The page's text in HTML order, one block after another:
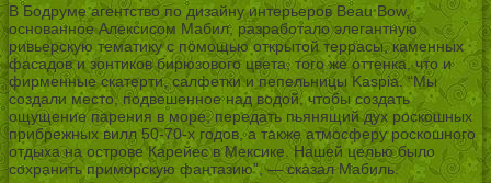
В Бодруме агентство по дизайну интерьеров Beau Bow,
основанное Алексисом Мабил, разработало элегантную
ривьерскую тематику с помощью открытой террасы, каменных
фасадов и зонтиков бирюзового цвета, того же оттенка, что и
фирменные скатерти, салфетки и пепельницы Kaspia. “Мы
создали место, подвешенное над водой, чтобы создать
ощущение парения в море, передать пьянящий дух роскошных
прибрежных вилл 50-70-х годов, а также атмосферу роскошного
отдыха на острове Карейес в Мексике. Нашей целью было
сохранить приморскую фантазию”, — сказал Мабиль.